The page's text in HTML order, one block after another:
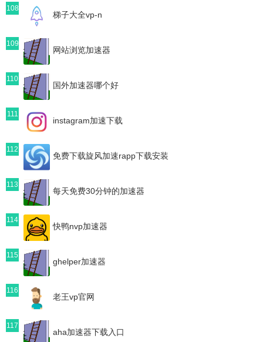
108
梯子大全vp-n
109
网站浏览加速器
110
国外加速器哪个好
111
instagram加速下载
112
免费下载旋风加速rapp下载安装
113
每天免费30分钟的加速器
114
快鸭nvp加速器
115
ghelper加速器
116
老王vp官网
117
aha加速器下载入口